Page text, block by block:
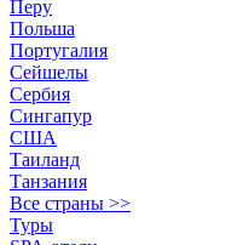
Перу
Польша
Португалия
Сейшелы
Сербия
Сингапур
США
Таиланд
Танзания
Все страны >>
Туры